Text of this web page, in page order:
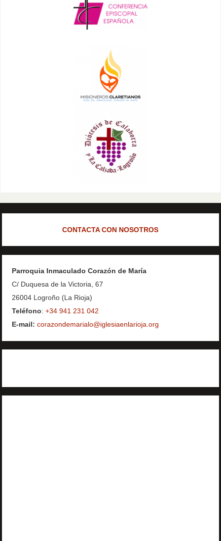
CONTACTA CON NOSOTROS
Parroquia Inmaculado Corazón de María
C/ Duquesa de la Victoria, 67
26004 Logroño (La Rioja)
Teléfono:+34 941 231 042
E-mail: corazondemarialo@iglesiaenlarioja.org